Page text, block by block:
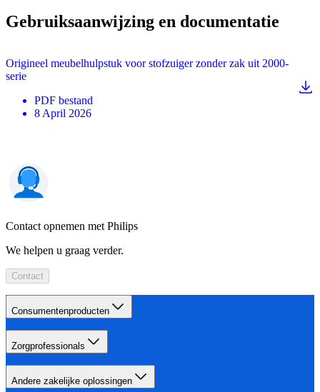
Gebruiksaanwijzing en documentatie
Origineel meubelhulpstuk voor stofzuiger zonder zak uit 2000-
serie
PDF bestand
8 April 2026
Contact opnemen met Philips
We helpen u graag verder.
Contact
Consumentenproducten
Zorgprofessionals
Andere zakelijke oplossingen